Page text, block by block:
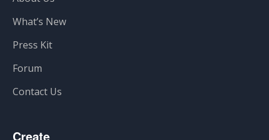
What’s New
Press Kit
Forum
Contact Us
Create